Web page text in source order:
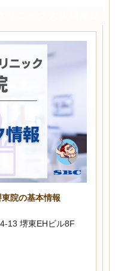
院の基本情報
13 堺東EHビル8F